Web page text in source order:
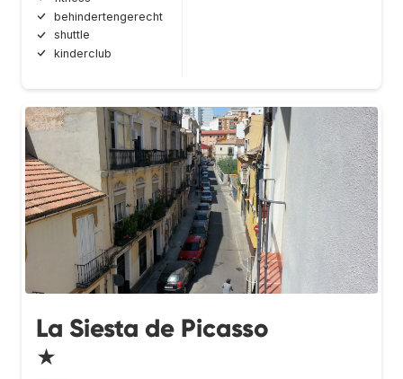
behindertengerecht
shuttle
kinderclub
La Siesta de Picasso
★